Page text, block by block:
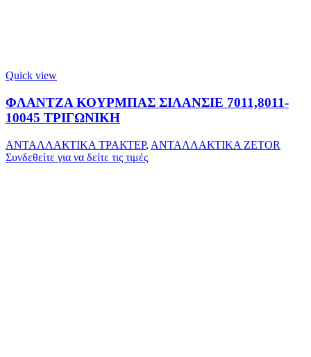
Quick view
ΦΛΑΝΤΖΑ ΚΟΥΡΜΠΑΣ ΣΙΛΑΝΣΙΕ 7011,8011-
10045 ΤΡΙΓΩΝΙΚΗ
ΑΝΤΑΛΛΑΚΤΙΚΑ ΤΡΑΚΤΕΡ, ΑΝΤΑΛΛΑΚΤΙΚΑ ZETOR
Συνδεθείτε για να δείτε τις τιμές